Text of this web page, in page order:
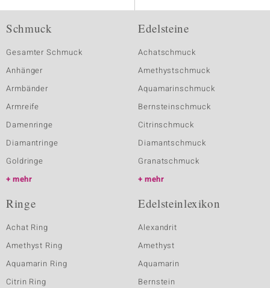
Schmuck
Gesamter Schmuck
Anhänger
Armbänder
Armreife
Damenringe
Diamantringe
Goldringe
mehr
Edelsteine
Achatschmuck
Amethystschmuck
Aquamarinschmuck
Bernsteinschmuck
Citrinschmuck
Diamantschmuck
Granatschmuck
mehr
Ringe
Achat Ring
Amethyst Ring
Aquamarin Ring
Citrin Ring
Edelsteinlexikon
Alexandrit
Amethyst
Aquamarin
Bernstein